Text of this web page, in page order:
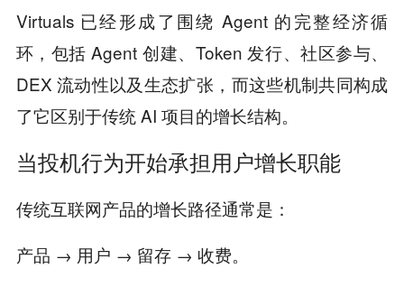
Virtuals 已经形成了围绕 Agent 的完整经济循
环，包括 Agent 创建、Token 发行、社区参与、
DEX 流动性以及生态扩张，而这些机制共同构成
了它区别于传统 AI 项目的增长结构。
当投机行为开始承担用户增长职能
传统互联网产品的增长路径通常是：
产品 → 用户 → 留存 → 收费。